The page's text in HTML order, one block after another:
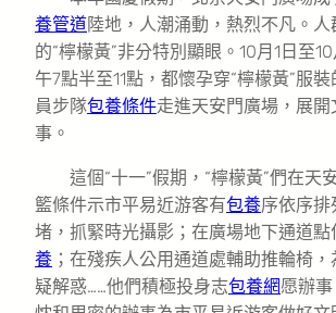
養管道陸地，人潮涌動，熱烈不凡。
的“檸檬黃”非分特別顯眼。10月1日至
午7點半至11點，都懷孕穿“檸檬黃”服
員步隊包養條件走進天安門廣場，展
事。
這個“十一”假期，“檸檬黃”們在天
籃條件示市平易近游客有包養序依序
堵，抓緊時光攝影；在廣場地下通道點
養 ；在殘疾人公用通道處輔助推輪椅
疑解惑……他們積極投身志包養網愿辦